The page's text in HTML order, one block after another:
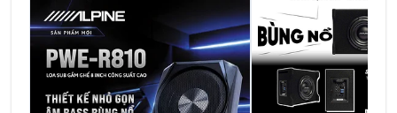
228 338
CÁCH 2: MUA HÀNG TRÊN WEBSITE:
OTOHOANGKIM.COM
CÁCH 3: MUA HÀNG TRỰC TIẾP TẠI CỬA